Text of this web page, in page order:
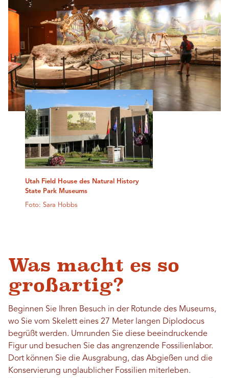
Utah Field House des Natural History
State Park Museums
Foto: Sara Hobbs
Was macht es so
großartig?
Beginnen Sie Ihren Besuch in der Rotunde des Museums,
wo Sie vom Skelett eines 27 Meter langen Diplodocus
begrüßt werden. Umrunden Sie diese beeindruckende
Figur und besuchen Sie das angrenzende Fossilienlabor.
Dort können Sie die Ausgrabung, das Abgießen und die
Konservierung unglaublicher Fossilien miterleben.